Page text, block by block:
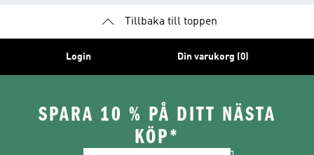
Tillbaka till toppen
Login Din varukorg (0)
SPARA 10 % PÅ DITT NÄSTA
KÖP*